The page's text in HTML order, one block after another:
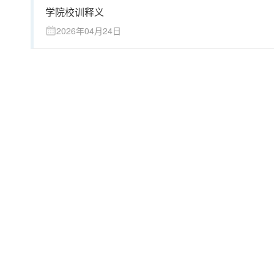
学院校训释义
2026年04月24日